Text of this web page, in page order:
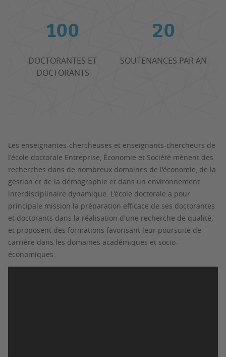
100
DOCTORANTES ET
DOCTORANTS
20
SOUTENANCES PAR AN
Les enseignantes-chercheuses et enseignants-chercheurs de
l'école doctorale Entreprise, Économie et Société mènent des
recherches dans de nombreux domaines de l'économie, de la
gestion et de la démographie et dans un environnement
interdisciplinaire dynamique. L'école doctorale a pour
principale mission la préparation efficace de ses doctorantes
et doctorants dans la réalisation d'une recherche de qualité,
et proposent des formations favorisant leur poursuite de
carrière dans les domaines académiques et socio-
économiques.